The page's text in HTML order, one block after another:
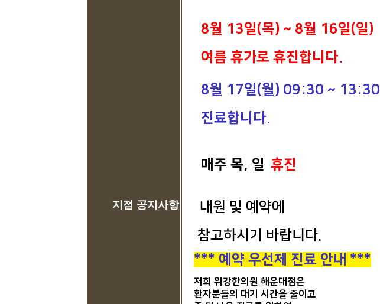
지점 공지사항
8월 13일(목) ~ 8월 16일(일)
여름 휴가로 휴진합니다.
8월 17일(월) 09:30 ~ 13:30
진료합니다.
매주 목, 일 휴진
내원 및 예약에
참고하시기 바랍니다.
*** 예약 우선제 진료 안내 ***
저희 위강한의원 해운대점은
환자분들의 대기 시간을 줄이고